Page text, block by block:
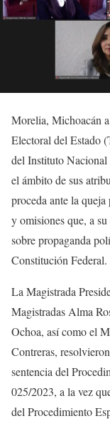
Morelia, Michoacán
Electoral del Estado
del Instituto Nacional
el ámbito de sus
proceda ante la
y omisiones que, a
sobre propaganda
Constitución Federal.
La Magistrada
Magistradas Alma
Ochoa, así como el
Contreras,
sentencia del
025/2023, a la vez
del Procedimiento